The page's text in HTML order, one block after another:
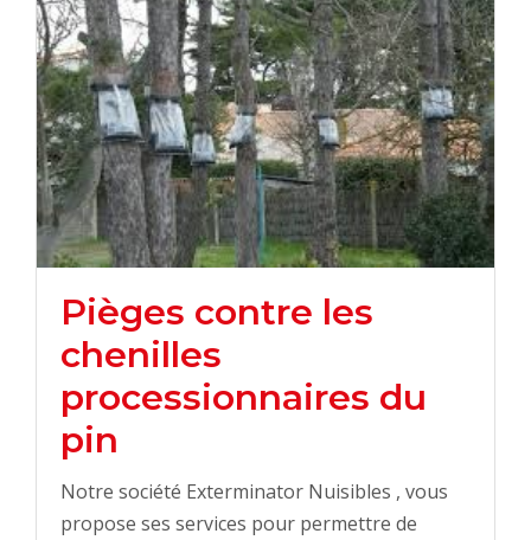
Pièges contre les
chenilles
processionnaires du
pin
Notre société Exterminator Nuisibles , vous
propose ses services pour permettre de